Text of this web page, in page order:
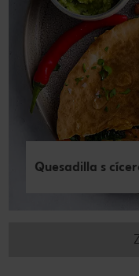
Quesadilla s